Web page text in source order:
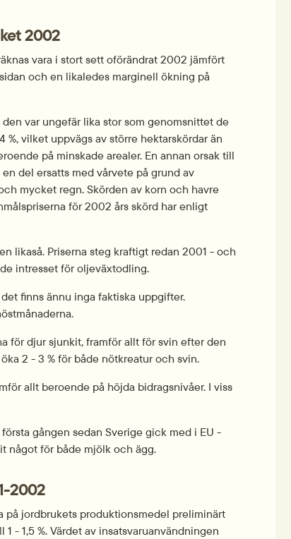
2002
vara i stort sett oförändrat 2002 jämfört
och en likaledes marginell ökning på
var ungefär lika stor som genomsnittet de
%, vilket uppvägs av större hektarskördar än
på minskade arealer. En annan orsak till
del ersatts med vårvete på grund av
mycket regn. Skörden av korn och havre
för 2002 års skörd har enligt
likaså. Priserna steg kraftigt redan 2001 - och
intresset för oljeväxtodling.
finns ännu inga faktiska uppgifter.
för djur sjunkit, framför allt för svin efter den
2 - 3 % för både nötkreatur och svin.
allt beroende på höjda bidragsnivåer. I viss
gången sedan Sverige gick med i EU -
något för både mjölk och ägg.
2002
på jordbrukets produktionsmedel preliminärt
- 1,5 %. Värdet av insatsvaruanvändningen